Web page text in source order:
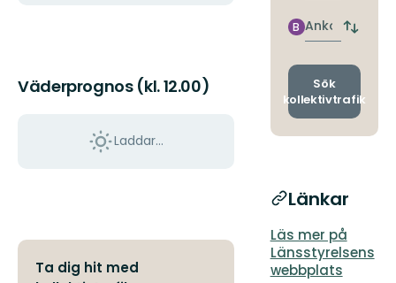
Väderprognos (kl. 12.00)
Laddar...
Ta dig hit med
Ankomst
B
Byt
och
Sök
kollektivtrafik
Länkar
Läs mer på
Länsstyrelsens
webbplats